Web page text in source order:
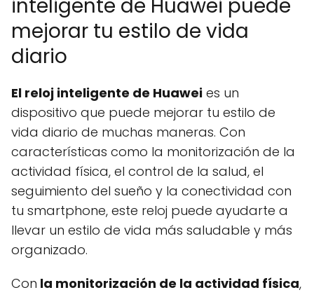
inteligente de Huawei puede
mejorar tu estilo de vida
diario
El reloj inteligente de Huawei es un
dispositivo que puede mejorar tu estilo de
vida diario de muchas maneras. Con
características como la monitorización de la
actividad física, el control de la salud, el
seguimiento del sueño y la conectividad con
tu smartphone, este reloj puede ayudarte a
llevar un estilo de vida más saludable y más
organizado.
Con la monitorización de la actividad física,